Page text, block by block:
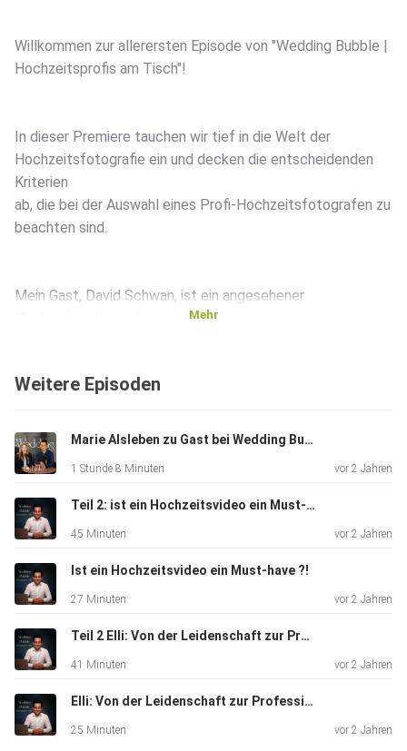
Willkommen zur allerersten Episode von "Wedding Bubble |
Hochzeitsprofis am Tisch"!
In dieser Premiere tauchen wir tief in die Welt der
Hochzeitsfotografie ein und decken die entscheidenden
Kriterien
ab, die bei der Auswahl eines Profi-Hochzeitsfotografen zu
beachten sind.
Mein Gast, David Schwan, ist ein angesehener
mit Hochzeitsfotografen gesammelt. Gemeinsam teilen
Einblicke in unsere Welt.
Als meine erste Podcast-Folge ist es mir ein besonderes
Anliegen,
Brautpaaren
dabei hilft, den perfekten Fotografen für ihren großen Tag
finden.
Zusammen mit David erkunden wir die Bedeutung einer
harmonischen
Mehr
Weitere Episoden
Marie Alsleben zu Gast bei Wedding Bubble
1 Stunde 8 Minuten vor 2 Jahren
Teil 2: ist ein Hochzeitsvideo ein Must-have?!
45 Minuten vor 2 Jahren
Ist ein Hochzeitsvideo ein Must-have ?!
27 Minuten vor 2 Jahren
Teil 2 Elli: Von der Leidenschaft zur Profession + Insider Tipps
41 Minuten vor 2 Jahren
Elli: Von der Leidenschaft zur Profession + Insider Tipps
25 Minuten vor 2 Jahren